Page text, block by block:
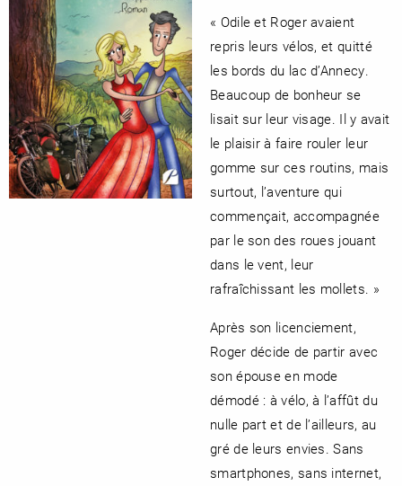
« Odile et Roger avaient
repris leurs vélos, et quitté
les bords du lac d’Annecy.
Beaucoup de bonheur se
lisait sur leur visage. Il y avait
le plaisir à faire rouler leur
gomme sur ces routins, mais
surtout, l’aventure qui
commençait, accompagnée
par le son des roues jouant
dans le vent, leur
rafraîchissant les mollets. »
Après son licenciement,
Roger décide de partir avec
son épouse en mode
démodé : à vélo, à l’affût du
nulle part et de l’ailleurs, au
gré de leurs envies. Sans
smartphones, sans internet,